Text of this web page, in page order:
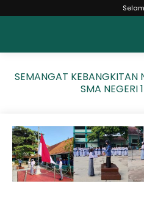
SEMANGAT KEBANGKITAN
SMA NEGERI